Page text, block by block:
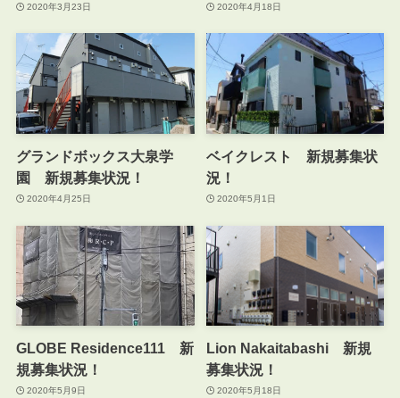
2020年3月23日 2020年4月18日
グランドボックス大泉学
園 新規募集状況！
2020年4月25日
ベイクレスト 新規募集状
況！
2020年5月1日
GLOBE Residence111 新
規募集状況！
2020年5月9日
Lion Nakaitabashi 新規
募集状況！
2020年5月18日